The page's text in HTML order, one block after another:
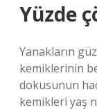
Yüzde
Yanakların
kemiklerinin
dokusunun
kemikleri yaş